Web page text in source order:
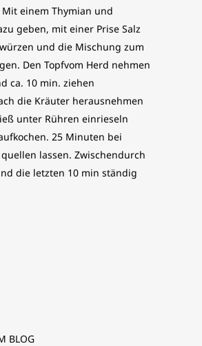
einem Thymian und
geben, mit einer Prise Salz
und die Mischung zum
Den Topfvom Herd nehmen
ca. 10 min. ziehen
die Kräuter herausnehmen
unter Rühren einrieseln
25 Minuten bei
lassen. Zwischendurch
die letzten 10 min ständig
BLOG